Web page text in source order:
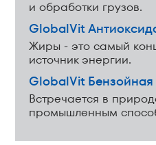
и обработки грузов.
GlobalVit
Жиры - это самый
источник энергии.
GlobalVit Бензойная
Встречается в
промышленным